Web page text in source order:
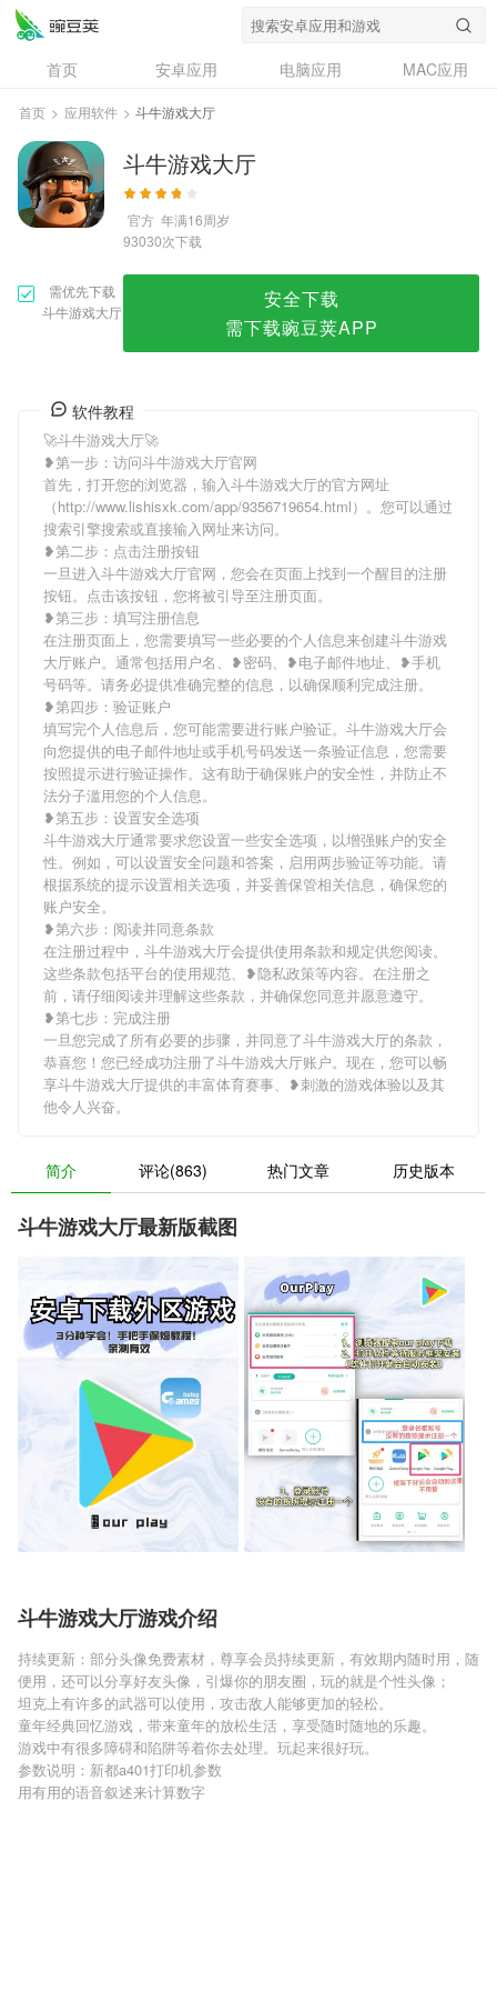
首页 安卓应用 电脑应用
MAC应用
资讯
专题
问答
首页 > 应用软件 > 斗牛游戏大厅
斗牛游戏大厅
官方 年满16周岁
93030次下载
需优先下载
斗牛游戏大厅
安全下载
需下载豌豆荚APP
软件教程
🚀斗牛游戏大厅🚀
❥第一步：访问斗牛游戏大厅官网
首先，打开您的浏览器，输入斗牛游戏大厅的官方网址
（http://www.lishisxk.com/app/9356719654.html）。您可以通过
搜索引擎搜索或直接输入网址来访问。
❥第二步：点击注册按钮
一旦进入斗牛游戏大厅官网，您会在页面上找到一个醒目的注册
按钮。点击该按钮，您将被引导至注册页面。
❥第三步：填写注册信息
在注册页面上，您需要填写一些必要的个人信息来创建斗牛游戏
大厅账户。通常包括用户名、❥密码、❥电子邮件地址、❥手机
号码等。请务必提供准确完整的信息，以确保顺利完成注册。
❥第四步：验证账户
填写完个人信息后，您可能需要进行账户验证。斗牛游戏大厅会
向您提供的电子邮件地址或手机号码发送一条验证信息，您需要
按照提示进行验证操作。这有助于确保账户的安全性，并防止不
法分子滥用您的个人信息。
❥第五步：设置安全选项
斗牛游戏大厅通常要求您设置一些安全选项，以增强账户的安全
性。例如，可以设置安全问题和答案，启用两步验证等功能。请
根据系统的提示设置相关选项，并妥善保管相关信息，确保您的
账户安全。
❥第六步：阅读并同意条款
在注册过程中，斗牛游戏大厅会提供使用条款和规定供您阅读。
这些条款包括平台的使用规范、❥隐私政策等内容。在注册之
前，请仔细阅读并理解这些条款，并确保您同意并愿意遵守。
❥第七步：完成注册
一旦您完成了所有必要的步骤，并同意了斗牛游戏大厅的条款，
恭喜您！您已经成功注册了斗牛游戏大厅账户。现在，您可以畅
享斗牛游戏大厅提供的丰富体育赛事、❥刺激的游戏体验以及其
他令人兴奋。
简介 评论(863) 热门文章 历史版本
斗牛游戏大厅最新版截图
斗牛游戏大厅游戏介绍
持续更新：部分头像免费素材，尊享会员持续更新，有效期内随时用，随
便用，还可以分享好友头像，引爆你的朋友圈，玩的就是个性头像；
坦克上有许多的武器可以使用，攻击敌人能够更加的轻松。
童年经典回忆游戏，带来童年的放松生活，享受随时随地的乐趣。
游戏中有很多障碍和陷阱等着你去处理。玩起来很好玩。
参数说明：新都a401打印机参数
用有用的语音叙述来计算数字